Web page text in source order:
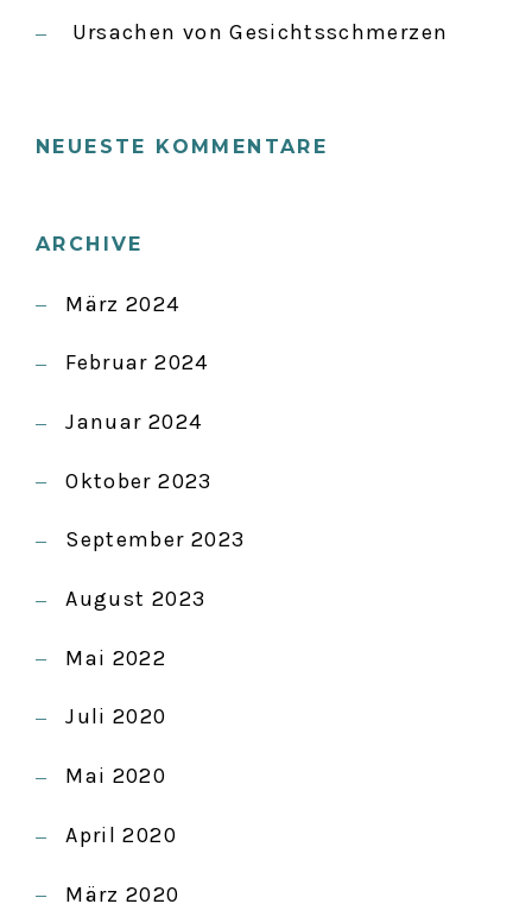
Ursachen von Gesichtsschmerzen
NEUESTE KOMMENTARE
ARCHIVE
März 2024
Februar 2024
Januar 2024
Oktober 2023
September 2023
August 2023
Mai 2022
Juli 2020
Mai 2020
April 2020
März 2020